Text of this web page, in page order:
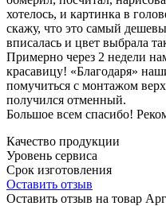
хотелось, и картинка в
скажу, что это самый
вписалась и цвет выбрала
Примерно через 2 недели
красавицу! «Благодаря»
помучиться с монтажом
получился отменный.
Большое всем спасибо!
Качество продукции
Уровень сервиса
Срок изготовления
Оставить отзыв
Оставить отзыв на товар